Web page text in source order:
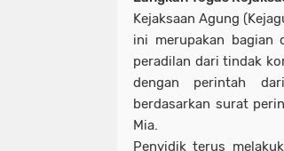
Kejaksaan Agung
ini merupakan bagian
peradilan dari tindak
dengan perintah
berdasarkan surat
Mia.
Penyidik terus